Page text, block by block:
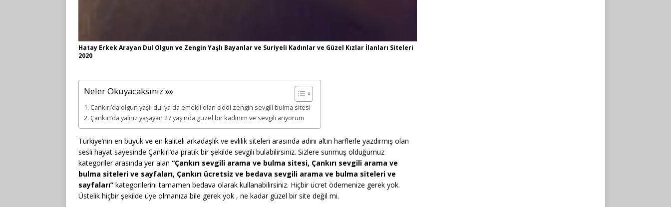
Hatay Erkek Arayan Dul Olgun ve Zengin Yaşlı Bayanlar ve Suriyeli Kadınlar ve Güzel Kızlar İlanları Siteleri
2020
Neler Okuyacaksınız »»
Çankırı’da olgun yaşlı dul ya da emekli olan ciddi zengin sevgili bulma sitesi
Çankırı’da yalnız yaşayan 27 yaşında güzel bir kadınım ve sevgili arıyorum
Türkiye’nin en büyük ve en kaliteli arkadaşlık ve evlilik siteleri arasında adını altın harflerle yazdırmış olan
sesli hayat sayesinde Çankırı’da pratik bir şekilde sevgili bulabilirsiniz. Sizlere sunmuş olduğumuz
kategoriler arasında yer alan “Çankırı sevgili arama ve bulma sitesi, Çankırı sevgili arama ve
bulma siteleri ve sayfaları, Çankırı ücretsiz ve bedava sevgili arama ve bulma siteleri ve
sayfaları” kategorilerini tamamen bedava olarak kullanabilirsiniz. Hiçbir ücret ödemenize gerek yok.
Üstelik hiçbir şekilde üye olmanıza bile gerek yok , ne kadar güzel bir site değil mi.